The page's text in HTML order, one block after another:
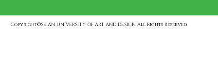
Copyright©SEIAN UNIVERSITY OF ART AND DESIGN All Rights Reserved.